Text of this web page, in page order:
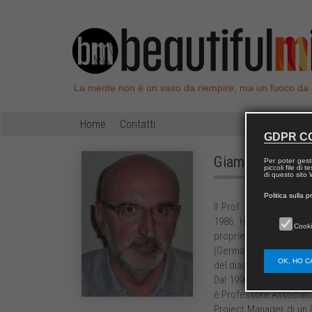
La mente non è un vaso da riempire, ma un fuoco da
Home Contatti
Giampaolo
Il Prof. Giampaolo
1986. Ha quindi preso
proprietà di wetting di
(Germania) ed il
del diagramma di fase
Dal 1996 è al
è Professore
Project Manager di un
GDPR
Per poter
piccoli file di
di questo sito
Politica sulla
OK, HO